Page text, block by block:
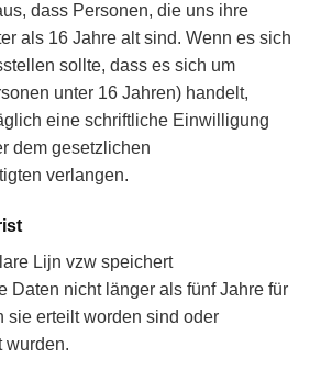
dass Personen, die uns ihre
als 16 Jahre alt sind. Wenn es sich
sollte, dass es sich um
unter 16 Jahren) handelt,
eine schriftliche Einwilligung
dem gesetzlichen
verlangen.
Lijn vzw speichert
Daten nicht länger als fünf Jahre für
sie erteilt worden sind oder
wurden.